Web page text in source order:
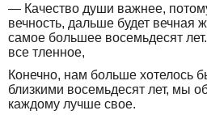
— Качество души важнее,
вечность, дальше будет вечная
самое большее восемьдесят
все тленное,
Конечно, нам больше хотелось
близкими восемьдесят лет, мы
каждому лучше свое.